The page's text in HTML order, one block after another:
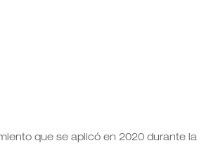
que se aplicó en 2020 durante la